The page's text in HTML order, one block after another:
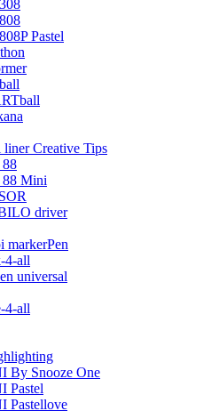
Pastel
Creative Tips
88 Mini
driver
markerPen
4-all
universal
4-all
By Snooze One
Pastel
Pastellove